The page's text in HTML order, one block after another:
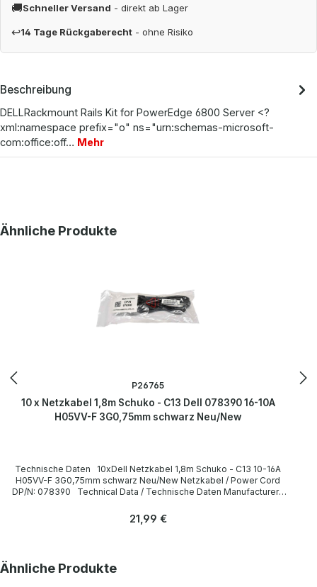
🚚Schneller Versand - direkt ab Lager
↩14 Tage Rückgaberecht - ohne Risiko
Beschreibung
DELLRackmount Rails Kit for PowerEdge 6800 Server <?
xml:namespace prefix="o" ns="urn:schemas-microsoft-
com:office:off… Mehr
Produktgalerie überspringen
Ähnliche Produkte
P26765
10 x Netzkabel 1,8m Schuko - C13 Dell 078390 16-10A
H05VV-F 3G0,75mm schwarz Neu/New
Technische Daten 10xDell Netzkabel 1,8m Schuko - C13 10-16A
H05VV-F 3G0,75mm schwarz Neu/New Netzkabel / Power Cord
DP/N: 078390 Technical Data / Technische Daten Manufacturer /
can be found on the pages of the manufacturer. Weitere
Regulärer Preis:
21,99 €
Produktgalerie überspringen
Ähnliche Produkte